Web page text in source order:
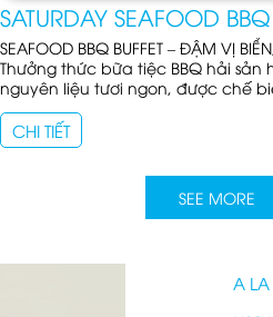
SATURDAY SEAFOOD BBQ
SEAFOOD BBQ BUFFET – ĐẬM VỊ
Thưởng thức bữa tiệc BBQ hải
nguyên liệu tươi ngon, được chế
hương thơm quyến rũ trong không
CHI TIẾT
SEE MORE
A LA